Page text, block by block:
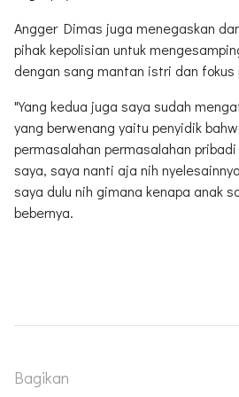
Angger Dimas juga menegaskan
pihak kepolisian untuk
dengan sang mantan istri dan
"Yang kedua juga saya sudah
yang berwenang yaitu penyidik
permasalahan permasalahan
saya, saya nanti aja nih
saya dulu nih gimana kenapa anak
bebernya.
Bagikan